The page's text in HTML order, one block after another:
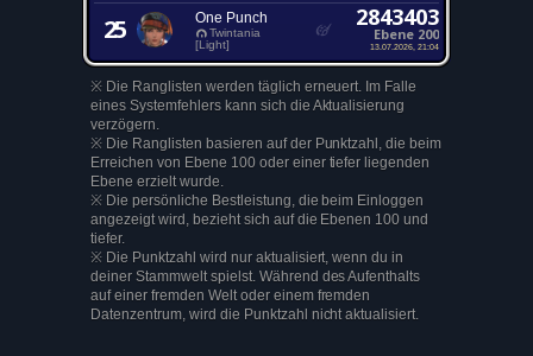
25 One Punch
Twintania
[Light]
2843403
Ebene 200
13.07.2026, 21:04
※ Die Ranglisten werden täglich erneuert. Im Falle
eines Systemfehlers kann sich die Aktualisierung
verzögern.
※ Die Ranglisten basieren auf der Punktzahl, die beim
Erreichen von Ebene 100 oder einer tiefer liegenden
Ebene erzielt wurde.
※ Die persönliche Bestleistung, die beim Einloggen
angezeigt wird, bezieht sich auf die Ebenen 100 und
tiefer.
※ Die Punktzahl wird nur aktualisiert, wenn du in
deiner Stammwelt spielst. Während des Aufenthalts
auf einer fremden Welt oder einem fremden
Datenzentrum, wird die Punktzahl nicht aktualisiert.